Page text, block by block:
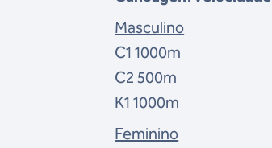
Masculino
C1 1000m
C2 500m
K1 1000m
Feminino